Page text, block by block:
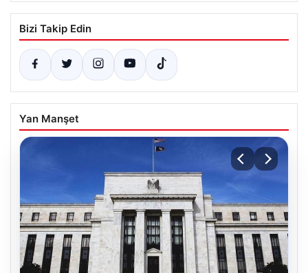
Bizi Takip Edin
Yan Manşet